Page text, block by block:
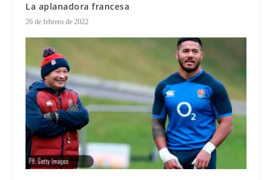
La aplanadora francesa
26 de febrero de 2022